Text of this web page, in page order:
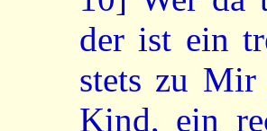
der ist ein
stets zu Mir
Kind, ein